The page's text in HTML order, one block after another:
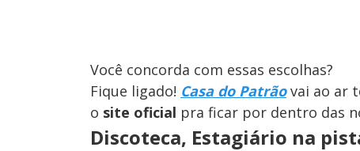
Você concorda com essas escolhas?
Fique ligado! Casa do Patrãovai ao ar
o site oficial pra ficar por dentro das
Discoteca, Estagiário na